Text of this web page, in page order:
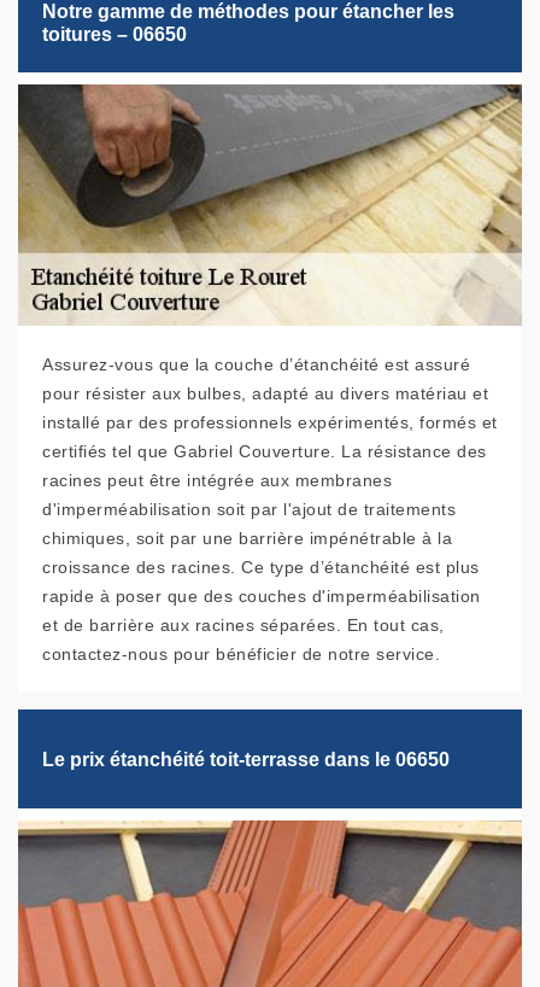
Notre gamme de méthodes pour étancher les
toitures – 06650
Assurez-vous que la couche d’étanchéité est assuré
pour résister aux bulbes, adapté au divers matériau et
installé par des professionnels expérimentés, formés et
certifiés tel que Gabriel Couverture. La résistance des
racines peut être intégrée aux membranes
d'imperméabilisation soit par l'ajout de traitements
chimiques, soit par une barrière impénétrable à la
croissance des racines. Ce type d’étanchéité est plus
rapide à poser que des couches d'imperméabilisation
et de barrière aux racines séparées. En tout cas,
contactez-nous pour bénéficier de notre service.
Le prix étanchéité toit-terrasse dans le 06650